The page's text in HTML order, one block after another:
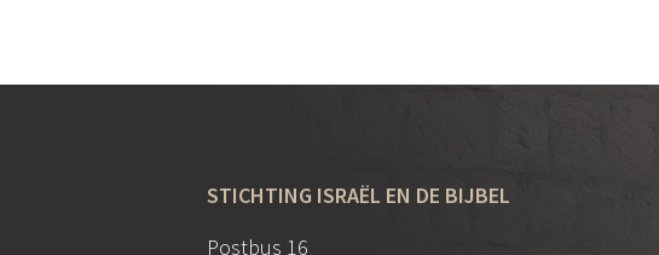
STICHTING ISRAËL EN DE BIJBEL
Postbus 16